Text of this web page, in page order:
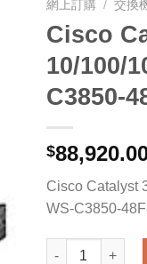
網上訂購 / 交換
Cisco
10/100/
C3850-
$
Cisco Catalyst
WS-C3850-
Cisco Catalyst